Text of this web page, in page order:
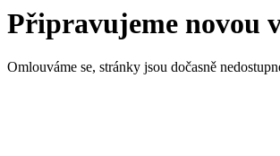
Připravujeme novou
Omlouváme se, stránky jsou dočasně